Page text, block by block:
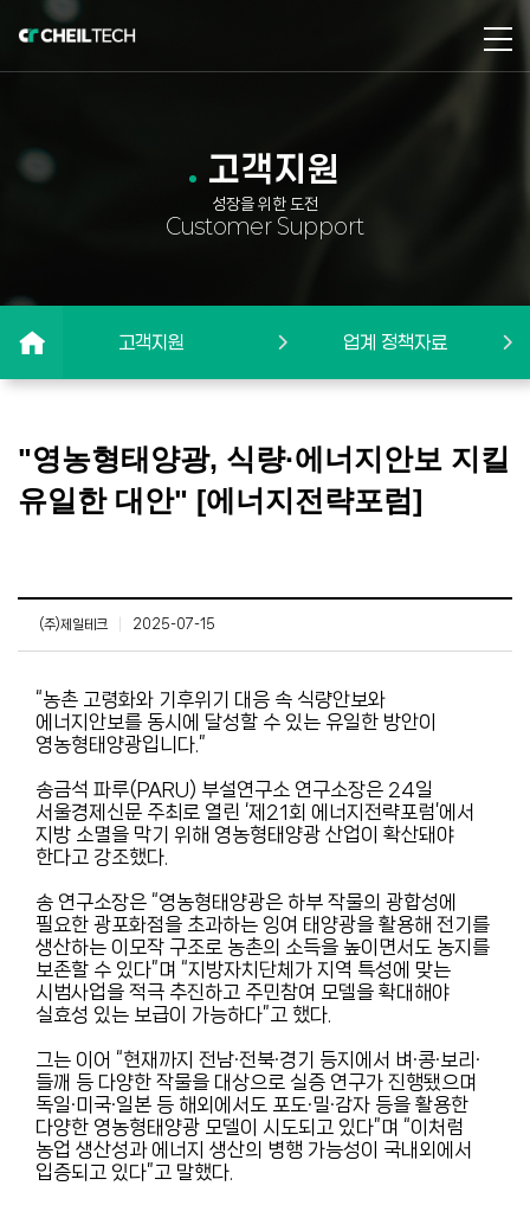
고객지원
성장을 위한 도전
Customer Support
고객지원 업계 정책자료
"영농형태양광, 식량·에너지안보 지킬
유일한 대안" [에너지전략포럼]
(주)제일테크 2025-07-15
“농촌 고령화와 기후위기 대응 속 식량안보와
에너지안보를 동시에 달성할 수 있는 유일한 방안이
영농형태양광입니다.”
송금석 파루(PARU) 부설연구소 연구소장은 24일
서울경제신문 주최로 열린 ‘제21회 에너지전략포럼’에서
지방 소멸을 막기 위해 영농형태양광 산업이 확산돼야
한다고 강조했다.
송 연구소장은 “영농형태양광은 하부 작물의 광합성에
필요한 광포화점을 초과하는 잉여 태양광을 활용해 전기를
생산하는 이모작 구조로 농촌의 소득을 높이면서도 농지를
보존할 수 있다”며 “지방자치단체가 지역 특성에 맞는
시범사업을 적극 추진하고 주민참여 모델을 확대해야
실효성 있는 보급이 가능하다”고 했다.
그는 이어 “현재까지 전남·전북·경기 등지에서 벼·콩·보리·
들깨 등 다양한 작물을 대상으로 실증 연구가 진행됐으며
독일·미국·일본 등 해외에서도 포도·밀·감자 등을 활용한
다양한 영농형태양광 모델이 시도되고 있다”며 “이처럼
농업 생산성과 에너지 생산의 병행 가능성이 국내외에서
입증되고 있다”고 말했다.